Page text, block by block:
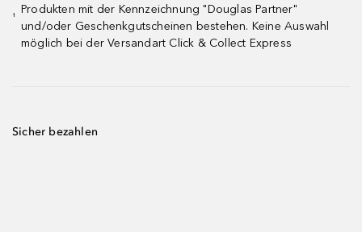
¹
Produkten mit der Kennzeichnung "Douglas Partner"
und/oder Geschenkgutscheinen bestehen. Keine Auswahl
möglich bei der Versandart Click & Collect Express
Sicher bezahlen